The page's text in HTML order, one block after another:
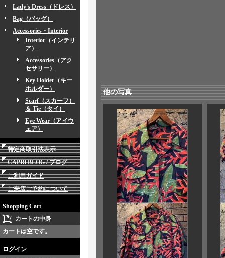
Lady's Dress（ドレス）
Bag（バッグ）
Accessories・Interior
Interior（インテリ
ア）
Accessories（アク
セサリー）
Key Holder（キー
ホルダー）
Scarf（スカーフ）
＆ Tie（タイ）
Eye Wear（アイウ
ェア）
特定商取引法表示
CAPRi BLOG / ブログ
ご利用ガイド
ご来店ご予約について
Shopping Cart
カートの中身
カートは空です。
ログイン
他の写真